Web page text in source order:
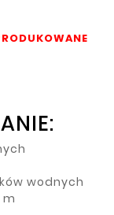
wodnych
m